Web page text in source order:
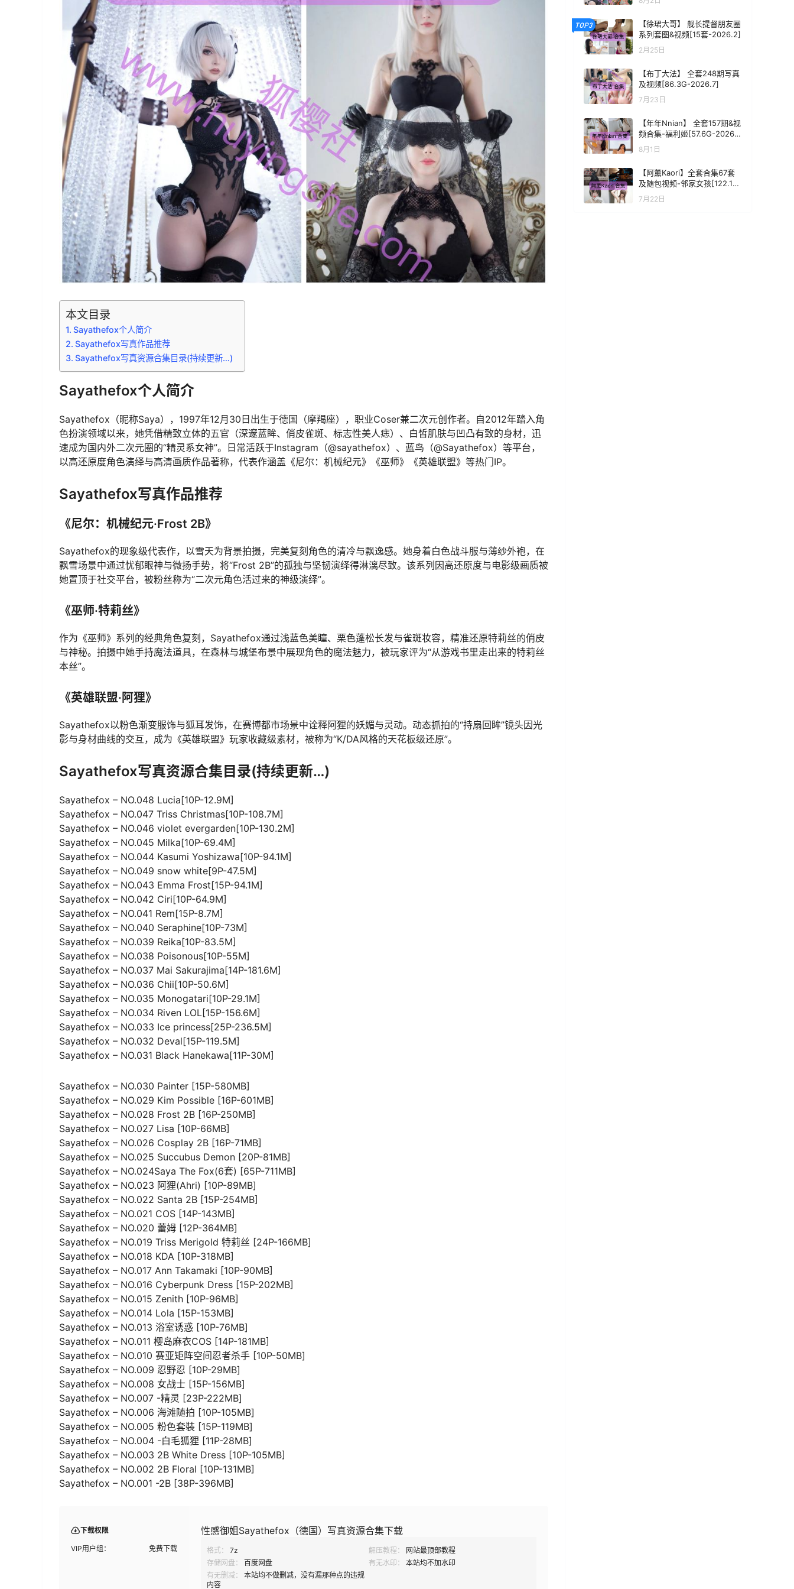
本文目录
Sayathefox个人简介
Sayathefox写真作品推荐
Sayathefox写真资源合集目录(持续更新…)
Sayathefox个人简介
Sayathefox（昵称Saya），1997年12月30日出生于德国（摩羯座），职业Coser兼二次元创作者。自2012年踏入角
色扮演领域以来，她凭借精致立体的五官（深邃蓝眸、俏皮雀斑、标志性美人痣）、白皙肌肤与凹凸有致的身材，迅
速成为国内外二次元圈的“精灵系女神”。日常活跃于Instagram（@sayathefox）、蓝鸟（@Sayathefox）等平台，
以高还原度角色演绎与高清画质作品著称，代表作涵盖《尼尔：机械纪元》《巫师》《英雄联盟》等热门IP。
Sayathefox写真作品推荐
《尼尔：机械纪元·Frost 2B》
Sayathefox的现象级代表作，以雪天为背景拍摄，完美复刻角色的清冷与飘逸感。她身着白色战斗服与薄纱外袍，在
飘雪场景中通过忧郁眼神与微扬手势，将“Frost 2B”的孤独与坚韧演绎得淋漓尽致。该系列因高还原度与电影级画质被
她置顶于社交平台，被粉丝称为“二次元角色活过来的神级演绎”。
《巫师·特莉丝》
作为《巫师》系列的经典角色复刻，Sayathefox通过浅蓝色美瞳、栗色蓬松长发与雀斑妆容，精准还原特莉丝的俏皮
与神秘。拍摄中她手持魔法道具，在森林与城堡布景中展现角色的魔法魅力，被玩家评为“从游戏书里走出来的特莉丝
本丝”。
《英雄联盟·阿狸》
Sayathefox以粉色渐变服饰与狐耳发饰，在赛博都市场景中诠释阿狸的妖媚与灵动。动态抓拍的“持扇回眸”镜头因光
影与身材曲线的交互，成为《英雄联盟》玩家收藏级素材，被称为“K/DA风格的天花板级还原”。
Sayathefox写真资源合集目录(持续更新…)
Sayathefox – NO.048 Lucia[10P-12.9M]
Sayathefox – NO.047 Triss Christmas[10P-108.7M]
Sayathefox – NO.046 violet evergarden[10P-130.2M]
Sayathefox – NO.045 Milka[10P-69.4M]
Sayathefox – NO.044 Kasumi Yoshizawa[10P-94.1M]
Sayathefox – NO.049 snow white[9P-47.5M]
Sayathefox – NO.043 Emma Frost[15P-94.1M]
Sayathefox – NO.042 Ciri[10P-64.9M]
Sayathefox – NO.041 Rem[15P-8.7M]
Sayathefox – NO.040 Seraphine[10P-73M]
Sayathefox – NO.039 Reika[10P-83.5M]
Sayathefox – NO.038 Poisonous[10P-55M]
Sayathefox – NO.037 Mai Sakurajima[14P-181.6M]
Sayathefox – NO.036 Chii[10P-50.6M]
Sayathefox – NO.035 Monogatari[10P-29.1M]
Sayathefox – NO.034 Riven LOL[15P-156.6M]
Sayathefox – NO.033 Ice princess[25P-236.5M]
Sayathefox – NO.032 Deval[15P-119.5M]
Sayathefox – NO.031 Black Hanekawa[11P-30M]
Sayathefox – NO.030 Painter [15P-580MB]
Sayathefox – NO.029 Kim Possible [16P-601MB]
Sayathefox – NO.028 Frost 2B [16P-250MB]
Sayathefox – NO.027 Lisa [10P-66MB]
Sayathefox – NO.026 Cosplay 2B [16P-71MB]
Sayathefox – NO.025 Succubus Demon [20P-81MB]
Sayathefox – NO.024Saya The Fox(6套) [65P-711MB]
Sayathefox – NO.023 阿狸(Ahri) [10P-89MB]
Sayathefox – NO.022 Santa 2B [15P-254MB]
Sayathefox – NO.021 COS [14P-143MB]
Sayathefox – NO.020 蕾姆 [12P-364MB]
Sayathefox – NO.019 Triss Merigold 特莉丝 [24P-166MB]
Sayathefox – NO.018 KDA [10P-318MB]
Sayathefox – NO.017 Ann Takamaki [10P-90MB]
Sayathefox – NO.016 Cyberpunk Dress [15P-202MB]
Sayathefox – NO.015 Zenith [10P-96MB]
Sayathefox – NO.014 Lola [15P-153MB]
Sayathefox – NO.013 浴室诱惑 [10P-76MB]
Sayathefox – NO.011 樱岛麻衣COS [14P-181MB]
Sayathefox – NO.010 赛亚矩阵空间忍者杀手 [10P-50MB]
Sayathefox – NO.009 忍野忍 [10P-29MB]
Sayathefox – NO.008 女战士 [15P-156MB]
Sayathefox – NO.007 -精灵 [23P-222MB]
Sayathefox – NO.006 海滩随拍 [10P-105MB]
Sayathefox – NO.005 粉色套裝 [15P-119MB]
Sayathefox – NO.004 -白毛狐狸 [11P-28MB]
Sayathefox – NO.003 2B White Dress [10P-105MB]
Sayathefox – NO.002 2B Floral [10P-131MB]
Sayathefox – NO.001 -2B [38P-396MB]
下载权限
VIP用户组： 免费下载
性感御姐Sayathefox（德国）写真资源合集下载
格式： 7z 解压教程：
网站最顶部教程
存储网盘：
百度网盘 有无水印：
本站均不加水印
有无删减：
本站均不做删减，没有漏那种点的违规
内容
8]
TOP3
【徐珺大哥】 舰长提督朋友圈
系列套图&视频[15套-2026.2]
2月25日
【布丁大法】 全套248期写真
及视频[86.3G-2026.7]
7月23日
【年年Nnian】 全套157期&视
频合集-福利姬[57.6G-2026.
8]
8月1日
【阿薰Kaori】全套合集67套
及随包视频-邻家女孩[122.1G-
2026.7]
7月22日